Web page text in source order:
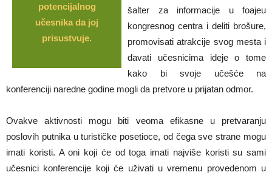
potencijalnog
učesnika da joj
prisustvuje.
šalter za informacije u foajeu
kongresnog centra i deliti brošure,
promovisati atrakcije svog mesta i
davati učesnicima ideje o tome
kako bi svoje učešće na
konferenciji naredne godine mogli da pretvore u prijatan odmor.
Ovakve aktivnosti mogu biti veoma efikasne u pretvaranju
poslovih putnika u turističke posetioce, od čega sve strane mogu
imati koristi. A oni koji će od toga imati najviše koristi su sami
učesnici konferencije koji će uživati u vremenu provedenom u